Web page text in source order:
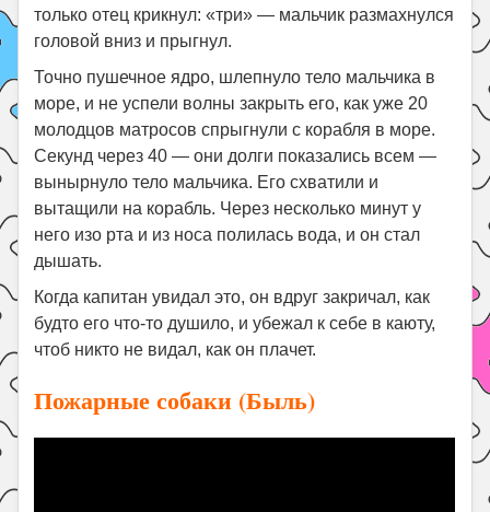
только отец крикнул: «три» — мальчик размахнулся
головой вниз и прыгнул.
Точно пушечное ядро, шлепнуло тело мальчика в
море, и не успели волны закрыть его, как уже 20
молодцов матросов спрыгнули с корабля в море.
Секунд через 40 — они долги показались всем —
вынырнуло тело мальчика. Его схватили и
вытащили на корабль. Через несколько минут у
него изо рта и из носа полилась вода, и он стал
дышать.
Когда капитан увидал это, он вдруг закричал, как
будто его что-то душило, и убежал к себе в каюту,
чтоб никто не видал, как он плачет.
Пожарные собаки (Быль)